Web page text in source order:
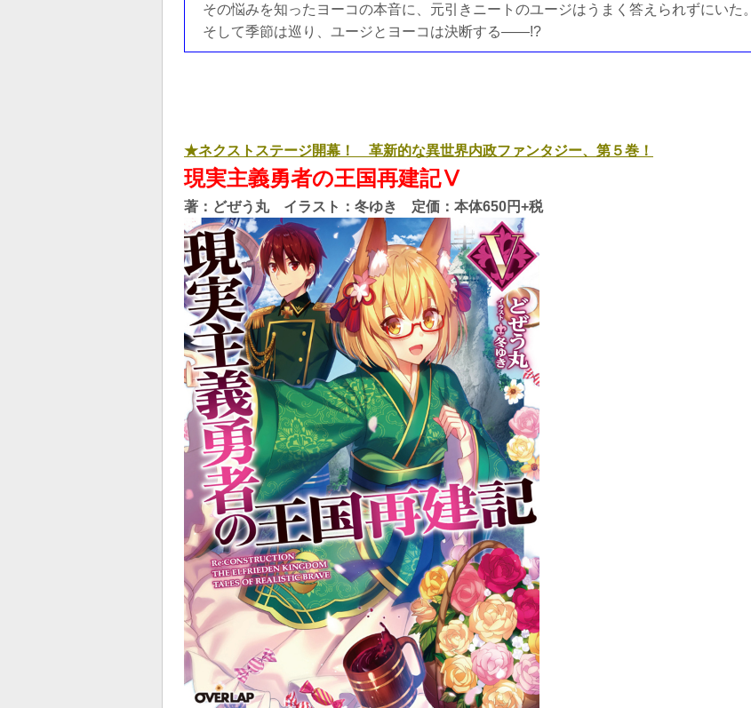
その悩みを知ったヨーコの本音に、元引きニートのユージはうまく答えられずにいた。
そして季節は巡り、ユージとヨーコは決断する――!?
★ネクストステージ開幕！ 革新的な異世界内政ファンタジー、第５巻！
現実主義勇者の王国再建記Ⅴ
著：どぜう丸 イラスト：冬ゆき 定価：本体650円+税